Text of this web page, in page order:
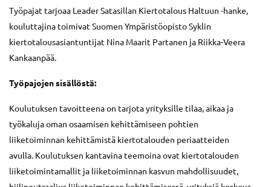
Työpajat tarjoaa Leader Satasillan Kiertotalous Haltuun -hanke,
kouluttajina toimivat Suomen Ympäristöopisto Syklin
kiertotalousasiantuntijat Nina Maarit Partanen ja Riikka-Veera
Kankaanpää.
Työpajojen sisällöstä:
Koulutuksen tavoitteena on tarjota yrityksille tilaa, aikaa ja
työkaluja oman osaamisen kehittämiseen pohtien
liiketoiminnan kehittämistä kiertotalouden periaatteiden
avulla. Koulutuksen kantavina teemoina ovat kiertotalouden
liiketoimintamallit ja liiketoiminnan kasvun mahdollisuudet,